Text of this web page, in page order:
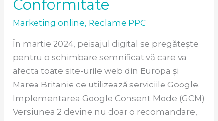
Conformitate
Marketing online, Reclame PPC
În martie 2024, peisajul digital se pregătește
pentru o schimbare semnificativă care va
afecta toate site-urile web din Europa și
Marea Britanie ce utilizează serviciile Google.
Implementarea Google Consent Mode (GCM)
Versiunea 2 devine nu doar o recomandare,